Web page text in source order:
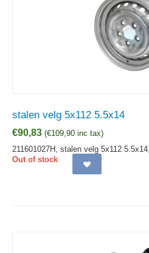
stalen velg 5x112 5.5x14
€90,83 (€109,90 inc tax)
211601027H, stalen velg 5x112 5.5x14,
Out of stock